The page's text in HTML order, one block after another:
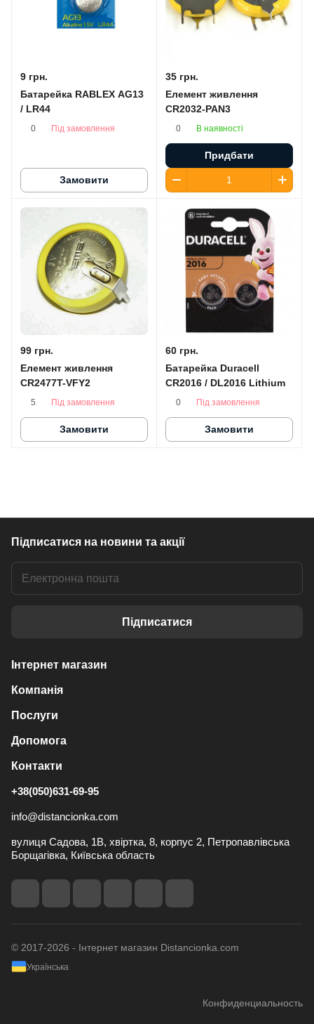
9 грн.
Батарейка RABLEX AG13
/ LR44
0 Під замовлення
Замовити
35 грн.
Елемент живлення
CR2032-PAN3
0 В наявності
Придбати
99 грн.
Елемент живлення
CR2477T-VFY2
5 Під замовлення
Замовити
60 грн.
Батарейка Duracell
CR2016 / DL2016 Lithium
0 Під замовлення
Замовити
Підписатися на новини та акції
Підписатися
Інтернет магазин
Компанія
Послуги
Допомога
Контакти
+38(050)631-69-95
info@distancionka.com
вулиця Садова, 1В, хвіртка, 8, корпус 2, Петропавлівська
Борщагівка, Київська область
© 2017-2026 - Інтернет магазин Distancionka.com
Українська
Конфиденциальность